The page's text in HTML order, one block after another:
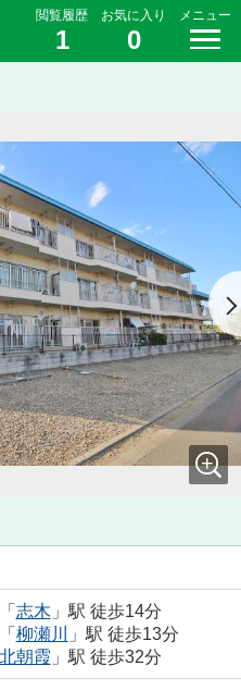
閲覧履歴
1
お気に入り
0
メニュー
「 志木 」駅 徒歩14分
「 柳瀬川
」駅 徒歩13分
北朝霞 」駅 徒歩32分